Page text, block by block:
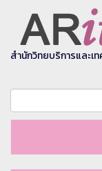
สำนักวิทยบริการและเ